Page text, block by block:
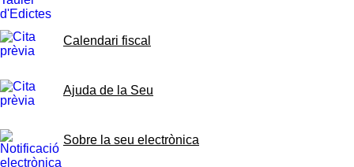
Calendari fiscal
Ajuda de la Seu
Sobre la seu electrònica